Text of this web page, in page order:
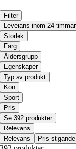
Filter
Leverans inom 24 timmar
Storlek
Färg
Åldersgrupp
Egenskaper
Typ av produkt
Kön
Sport
Pris
Se 392 produkter
Relevans
Relevans
Pris stigande